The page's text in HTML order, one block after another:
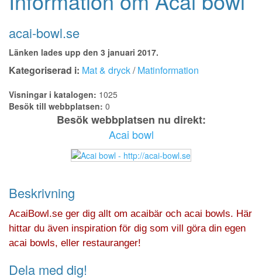
acai-bowl.se
Länken lades upp den 3 januari 2017.
Kategoriserad i: Mat & dryck/Matinformation
Visningar i katalogen: 1025
Besök till webbplatsen: 0
Besök webbplatsen nu direkt:
Acai bowl
Beskrivning
AcaiBowl.se ger dig allt om acaibär och acai bowls. Här
hittar du även inspiration för dig som vill göra din egen
acai bowls, eller restauranger!
Dela med dig!